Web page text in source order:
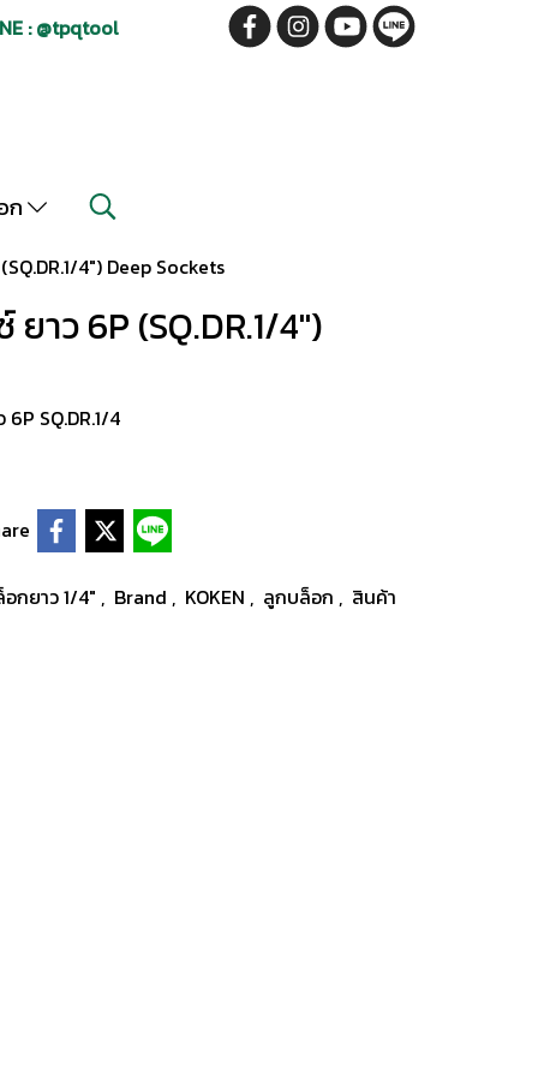
: @tpqtool
ก
4") Deep Sockets
าว 6P (SQ.DR.1/4")
SQ.DR.1/4
กยาว 1/4" , Brand , KOKEN , ลูกบล็อก , สินค้า